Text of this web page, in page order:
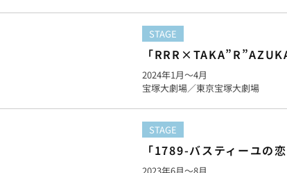
STAGE
「
2024年1月〜4月
宝塚大劇場／東京宝塚大劇場
STAGE
「1789-バスティーユの